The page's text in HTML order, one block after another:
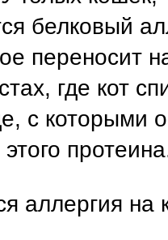
белковый
переносит
где кот
с которыми
аллергия на